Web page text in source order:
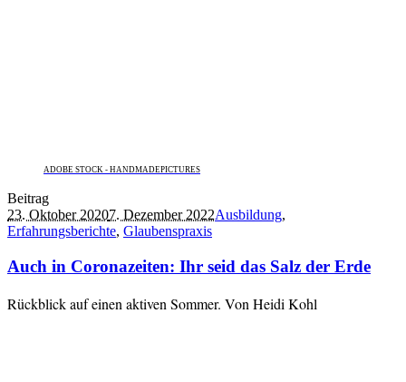
ADOBE STOCK - HANDMADEPICTURES
Beitrag
23. Oktober 20207. Dezember 2022Ausbildung,
Erfahrungsberichte, Glaubenspraxis
Auch in Coronazeiten: Ihr seid das Salz der Erde
Rückblick auf einen aktiven Sommer. Von Heidi Kohl